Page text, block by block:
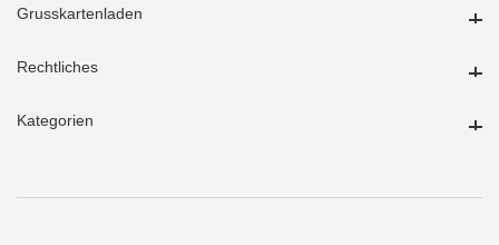
Grusskartenladen
Rechtliches
Kategorien